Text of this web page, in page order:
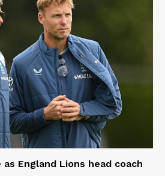
England Lions head coach